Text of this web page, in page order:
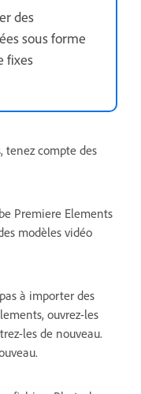
des
sous forme
fixes
tenez compte des
Premiere Elements
modèles vidéo
à importer des
ouvrez-les
les de nouveau.